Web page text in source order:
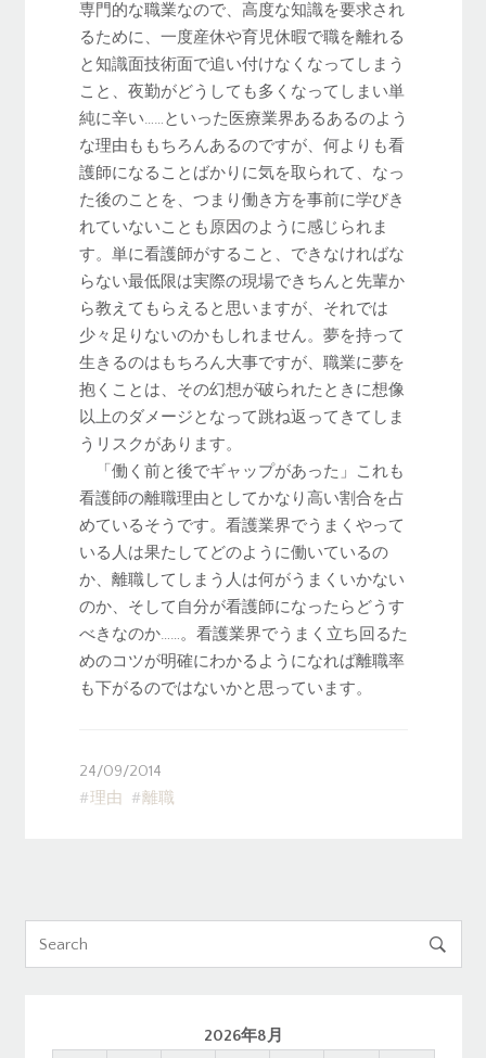
専門的な職業なので、高度な知識を要求され
るために、一度産休や育児休暇で職を離れる
と知識面技術面で追い付けなくなってしまう
こと、夜勤がどうしても多くなってしまい単
純に辛い……といった医療業界あるあるのよう
な理由ももちろんあるのですが、何よりも看
護師になることばかりに気を取られて、なっ
た後のことを、つまり働き方を事前に学びき
れていないことも原因のように感じられま
す。単に看護師がすること、できなければな
らない最低限は実際の現場できちんと先輩か
ら教えてもらえると思いますが、それでは
少々足りないのかもしれません。夢を持って
生きるのはもちろん大事ですが、職業に夢を
抱くことは、その幻想が破られたときに想像
以上のダメージとなって跳ね返ってきてしま
うリスクがあります。
「働く前と後でギャップがあった」これも
看護師の離職理由としてかなり高い割合を占
めているそうです。看護業界でうまくやって
いる人は果たしてどのように働いているの
か、離職してしまう人は何がうまくいかない
のか、そして自分が看護師になったらどうす
べきなのか……。看護業界でうまく立ち回るた
めのコツが明確にわかるようになれば離職率
も下がるのではないかと思っています。
24/09/2014
理由
離職

2026年8月